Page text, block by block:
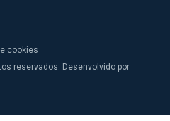
reservados. Desenvolvido por
cookies